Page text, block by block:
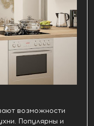
возможности
Популярны и